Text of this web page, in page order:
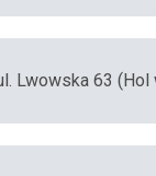
Lwowska 63